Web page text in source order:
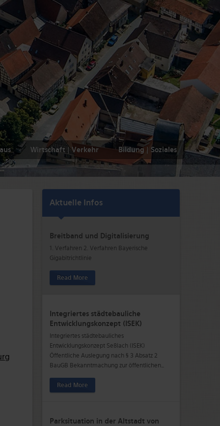
Wirtschaft | Verkehr Bildung | Soziales
Aktuelle Infos
Breitband und Digitalisierung
1. Verfahren 2. Verfahren Bayerische
Gigabitrichtlinie
Read More
Integriertes städtebauliche
Entwicklungskonzept (ISEK)
Integriertes städtebauliches
Entwicklungskonzept Seßlach (ISEK)
Öffentliche Auslegung nach § 3 Absatz 2
BauGB Bekanntmachung zur öffentlichen…
Read More
Parksituation in der Altstadt von